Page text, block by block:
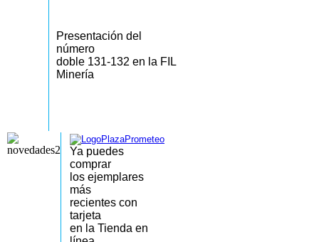
Presentación del
número
doble 131-132 en la FIL
Minería
Ya puedes
comprar
los ejemplares
más
recientes con
tarjeta
en la Tienda en